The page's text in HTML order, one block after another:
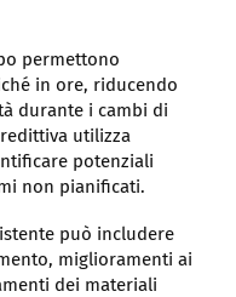
permettono
in ore, riducendo
durante i cambi di
utilizza
potenziali
non pianificati.
può includere
miglioramenti ai
dei materiali